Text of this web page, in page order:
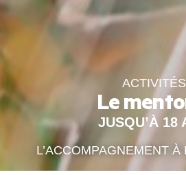
ACTIVITÉS
Le
JUSQU’À 18
L’ACCOMPAGNEMENT